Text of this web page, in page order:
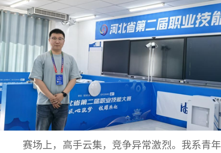
赛场上，高手云集，竞争异常激烈。我系青年